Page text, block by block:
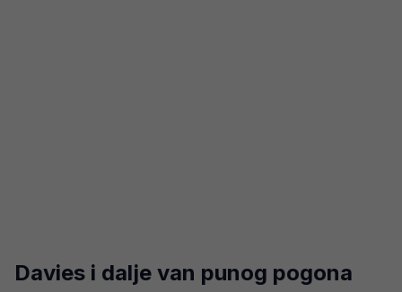
Davies i dalje van punog pogona